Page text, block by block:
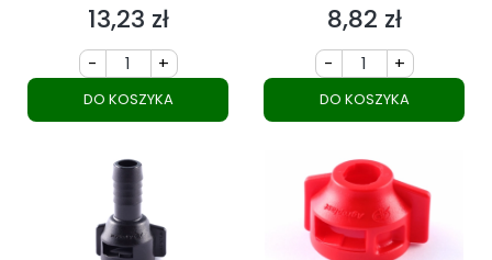
Cena
13,23 zł
- +
DO KOSZYKA
Cena
8,82 zł
- +
DO KOSZYKA